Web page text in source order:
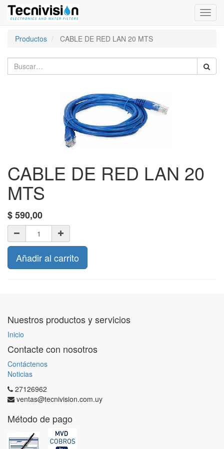
Productos
CABLE DE RED LAN 20 MTS
CABLE DE RED LAN 20
MTS
$590,00
Añadir al carrito
Nuestros productos y servicios
Inicio
Contacte con nosotros
Contáctenos
Noticias
27126962
ventas@tecnivision.com.uy
Método de pago